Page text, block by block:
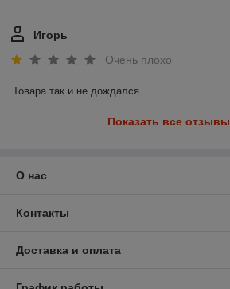
Игорь
Очень плохо
Товара так и не дождался
Показать все отзывы
О нас
Контакты
Доставка и оплата